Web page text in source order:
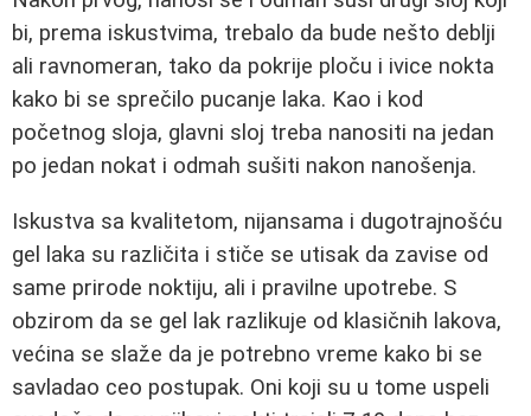
bi, prema iskustvima, trebalo da bude nešto deblji
ali ravnomeran, tako da pokrije ploču i ivice nokta
kako bi se sprečilo pucanje laka. Kao i kod
početnog sloja, glavni sloj treba nanositi na jedan
po jedan nokat i odmah sušiti nakon nanošenja.
Iskustva sa kvalitetom, nijansama i dugotrajnošću
gel laka su različita i stiče se utisak da zavise od
same prirode noktiju, ali i pravilne upotrebe. S
obzirom da se gel lak razlikuje od klasičnih lakova,
većina se slaže da je potrebno vreme kako bi se
savladao ceo postupak. Oni koji su u tome uspeli